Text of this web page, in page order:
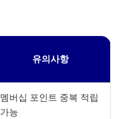
유의사항
멤버십 포인트 중복 적립
가능